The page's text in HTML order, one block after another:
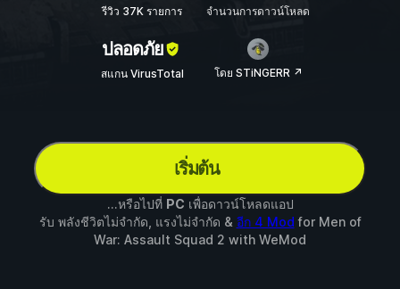
รีวิว 37K รายการ จำนวนการดาวน์โหลด
ปลอดภัย
สแกน VirusTotal โดย STiNGERR ↗
เริ่มต้น
...หรือไปที่ PC เพื่อดาวน์โหลดแอป
รับ พลังชีวิตไม่จำกัด, แรงไม่จำกัด & อีก 4 Mod for Men of
War: Assault Squad 2 with WeMod